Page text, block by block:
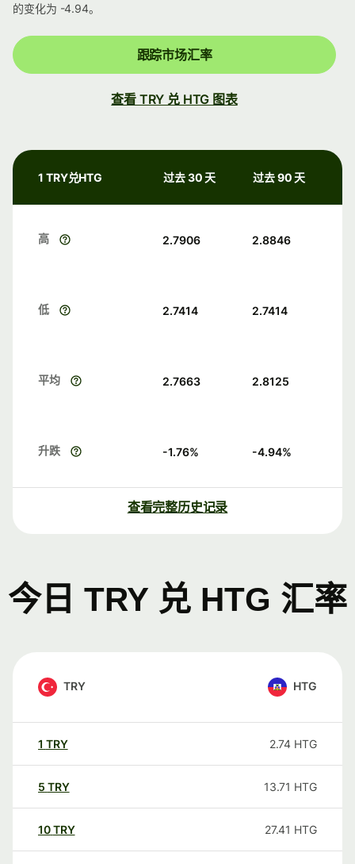
的变化为 -4.94。
跟踪市场汇率
查看 TRY 兑 HTG 图表
1 TRY兑HTG 过去 30 天 过去 90 天
高 2.7906 2.8846
低 2.7414 2.7414
平均 2.7663 2.8125
升跌 -1.76% -4.94%
查看完整历史记录
今日 TRY 兑 HTG 汇率
TRY HTG
1 TRY 2.74 HTG
5 TRY 13.71 HTG
10TRY 27.41 HTG